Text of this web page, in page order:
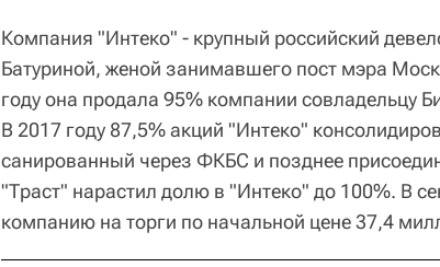
Компания "Интеко" - крупный российский
Батуриной, женой занимавшего пост мэра
году она продала 95% компании совладельцу
В 2017 году 87,5% акций "Интеко"
санированный через ФКБС и позднее
"Траст" нарастил долю в "Интеко" до 100%. В
компанию на торги по начальной цене 37,4